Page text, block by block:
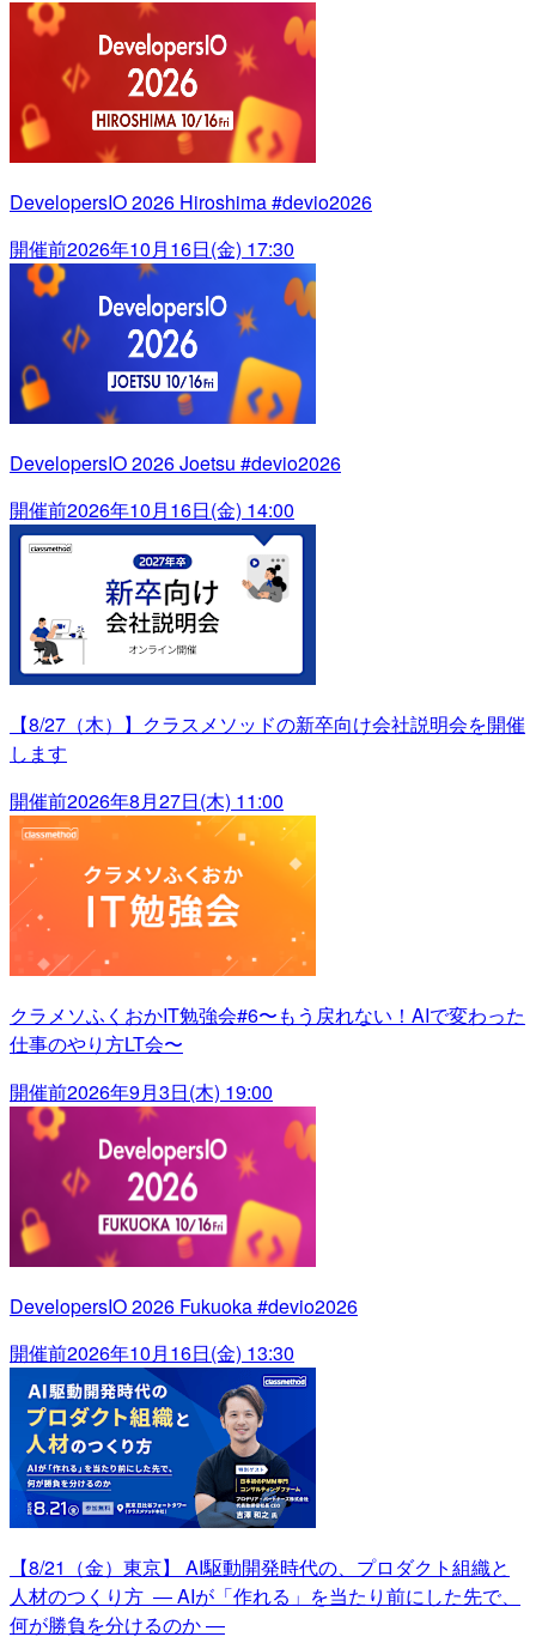
DevelopersIO 2026 Hiroshima #devio2026
開催前2026年10月16日(金) 17:30
DevelopersIO 2026 Joetsu #devio2026
開催前2026年10月16日(金) 14:00
【8/27（木）】クラスメソッドの新卒向け会社説明会を開催
します
開催前2026年8月27日(木) 11:00
クラメソふくおかIT勉強会#6〜もう戻れない！AIで変わった
仕事のやり方LT会〜
開催前2026年9月3日(木) 19:00
DevelopersIO 2026 Fukuoka #devio2026
開催前2026年10月16日(金) 13:30
【8/21（金）東京】 AI駆動開発時代の、プロダクト組織と
人材のつくり方 ― AIが「作れる」を当たり前にした先で、
何が勝負を分けるのか ―